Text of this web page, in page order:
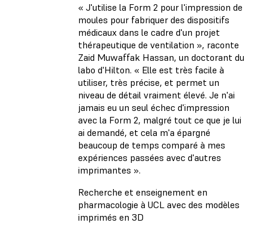
« J'utilise la Form 2 pour l'impression de
moules pour fabriquer des dispositifs
médicaux dans le cadre d'un projet
thérapeutique de ventilation », raconte
Zaid Muwaffak Hassan, un doctorant du
labo d'Hilton. « Elle est très facile à
utiliser, très précise, et permet un
niveau de détail vraiment élevé. Je n'ai
jamais eu un seul échec d'impression
avec la Form 2, malgré tout ce que je lui
ai demandé, et cela m'a épargné
beaucoup de temps comparé à mes
expériences passées avec d'autres
imprimantes ».
Recherche et enseignement en
pharmacologie à UCL avec des modèles
imprimés en 3D